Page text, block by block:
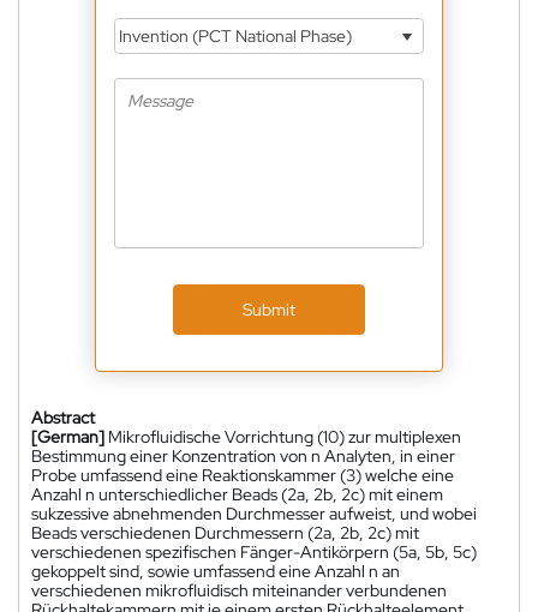
Invention (PCT National Phase)
Submit
Abstract
[German] Mikrofluidische Vorrichtung (10) zur multiplexen
Bestimmung einer Konzentration von n Analyten, in einer
Probe umfassend eine Reaktionskammer (3) welche eine
Anzahl n unterschiedlicher Beads (2a, 2b, 2c) mit einem
sukzessive abnehmenden Durchmesser aufweist, und wobei
Beads verschiedenen Durchmessern (2a, 2b, 2c) mit
verschiedenen spezifischen Fänger-Antikörpern (5a, 5b, 5c)
gekoppelt sind, sowie umfassend eine Anzahl n an
verschiedenen mikrofluidisch miteinander verbundenen